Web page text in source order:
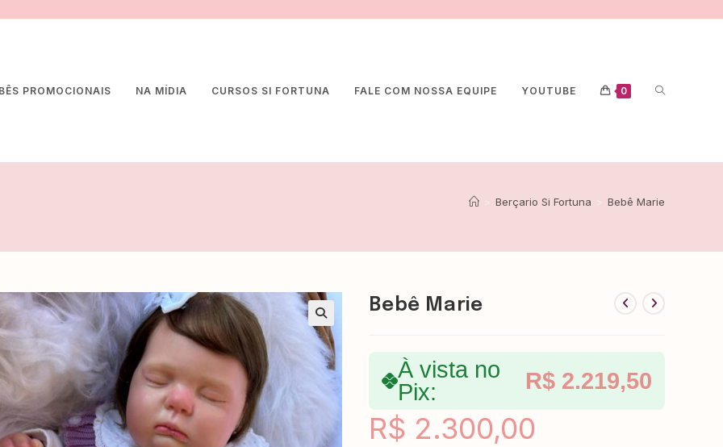
PROMOCIONAIS NA MÍDIA CURSOS SI FORTUNA FALE COM NOSSA EQUIPE YOUTUBE 0
Berçario Si Fortuna Bebê Marie
🔍
Bebê Marie
À vista no
Pix:
R$ 2.219,50
R$ 2.300,00